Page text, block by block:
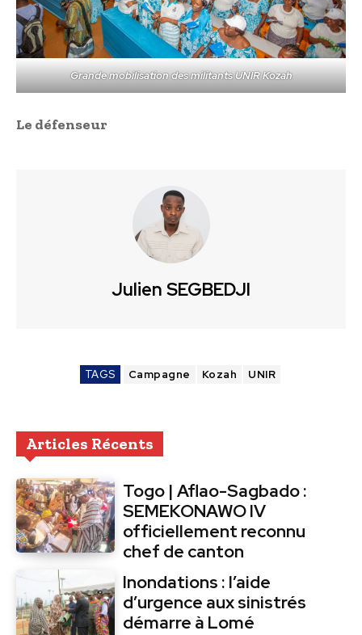
Grande mobilisation des militants UNIR Kozah
Le défenseur
Julien SEGBEDJI
TAGS Campagne Kozah UNIR
Articles Récents
Togo | Aflao-Sagbado :
SEMEKONAWO IV
officiellement reconnu
chef de canton
Inondations : l’aide
d’urgence aux sinistrés
démarre à Lomé